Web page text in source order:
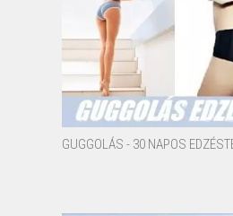
GUGGOLÁS - 30 NAPOS